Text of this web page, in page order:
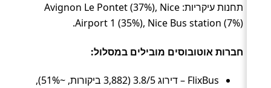
תחנות עיקריות: Avignon Le Pontet (37%), Nice
Airport 1 (35%), Nice Bus station (7%).
חברות אוטובוסים מובילים במסלול:
FlixBus – דירוג 3.8/5 (3,882 ביקורות, ~51%),